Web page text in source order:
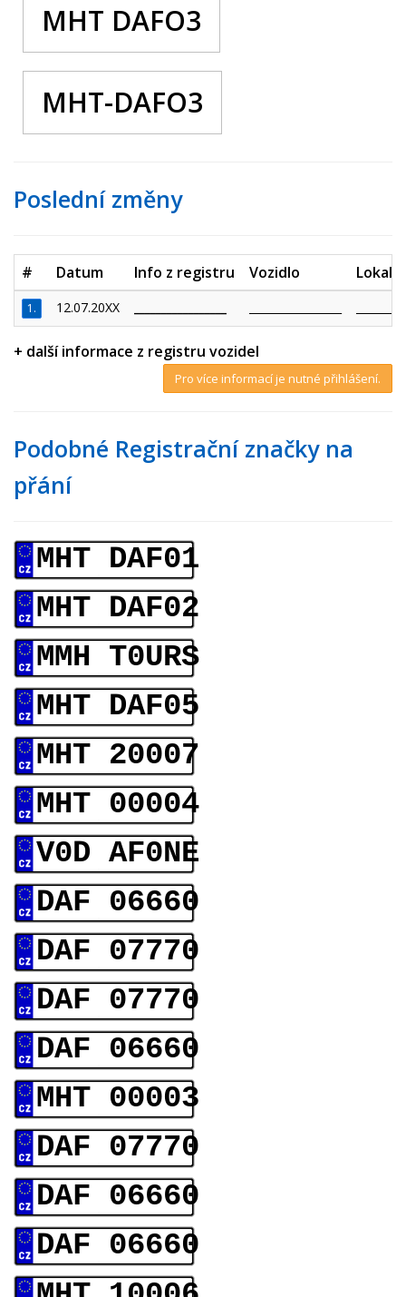
MHT DAFO3
MHT-DAFO3
Poslední změny
# Datum Info z registru Vozidlo
1. 12.07.20XX
+ další informace z registru vozidel
Pro více informací je nutné přihlášení.
Podobné Registrační značky na
přání
MHT DAF01
MHT DAF02
MMH T0URS
MHT DAF05
MHT 20007
MHT 00004
V0D AF0NE
DAF 06660
DAF 07770
DAF 07770
DAF 06660
MHT 00003
DAF 07770
DAF 06660
DAF 06660